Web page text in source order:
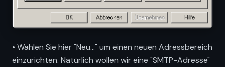
• Wählen Sie hier "Neu..." um einen neuen Adressbereich
einzurichten. Natürlich wollen wir eine "SMTP-Adresse"